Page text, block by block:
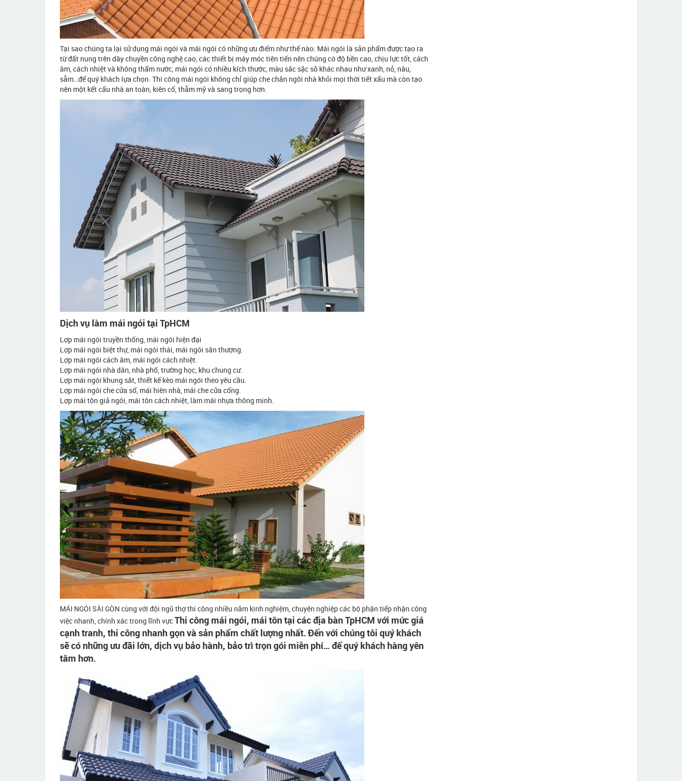
Tại sao chúng ta lại sử dụng mái ngói và mái ngói có những ưu điểm như thế nào: Mái ngói là sản phẩm được tạo ra
từ đất nung trên dây chuyền công nghệ cao, các thiết bị máy móc tiên tiến nên chúng có độ bền cao, chịu lực tốt, cách
âm, cách nhiệt và không thấm nước, mái ngói có nhiều kích thước, màu sắc sặc sỡ khác nhau như xanh, nỏ, nâu,
sẫm…để quý khách lựa chọn. Thi công mái ngói không chỉ giúp che chắn ngôi nhà khỏi mọi thời tiết xấu mà còn tạo
nên một kết cấu nhà an toàn, kiên cố, thẫm mỹ và sang trọng hơn.
Dịch vụ làm mái ngói tại TpHCM
Lợp mái ngói truyền thống, mái ngói hiện đại
Lợp mái ngói biệt thự, mái ngói thái, mái ngói sân thượng.
Lợp mái ngói cách âm, mái ngói cách nhiệt.
Lợp mái ngói nhà dân, nhà phố, trường học, khu chung cư.
Lợp mái ngói khung sắt, thiết kế kèo mái ngói theo yêu cầu.
Lợp mái ngói che cửa sổ, mái hiên nhà, mái che cửa cổng.
Lợp mái tôn giả ngói, mái tôn cách nhiệt, làm mái nhựa thông minh.
MÁI NGÓI SÀI GÒN cùng với đội ngũ thợ thi công nhiều năm kinh nghiệm, chuyên nghiệp các bộ phận tiếp nhận công
việc nhanh, chính xác trong lĩnh vựcThi công mái ngói, mái tôn tại các địa bàn TpHCM với mức giá
cạnh tranh, thi công nhanh gọn và sản phẩm chất lượng nhất. Đến với chúng tôi quý khách
sẽ có những ưu đãi lớn, dịch vụ bảo hành, bảo trì trọn gói miễn phí… để quý khách hàng yên
tâm hơn.